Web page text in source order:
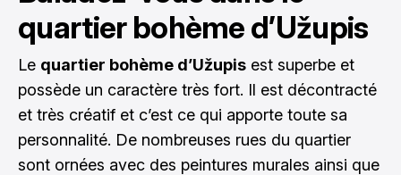
quartier bohème d’Užupis
Le quartier bohème d’Užupis est superbe et
possède un caractère très fort. Il est décontracté
et très créatif et c’est ce qui apporte toute sa
personnalité. De nombreuses rues du quartier
sont ornées avec des peintures murales ainsi que